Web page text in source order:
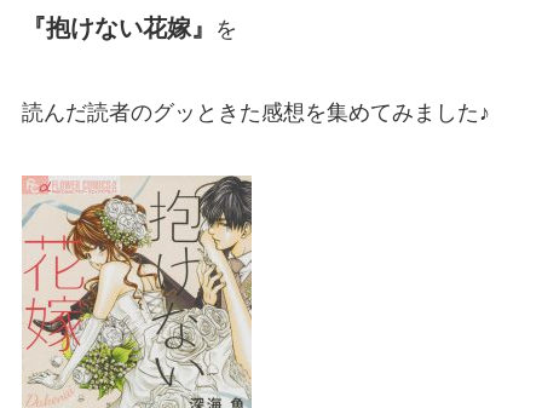
『抱けない花嫁』 を
読んだ読者のグッときた感想を集めてみました♪